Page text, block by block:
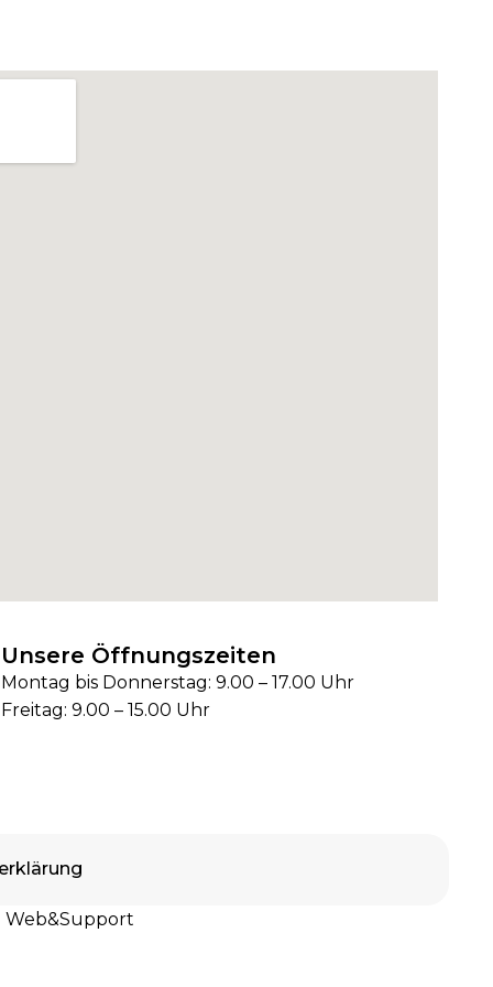
Unsere Öffnungszeiten
Montag bis Donnerstag: 9.00 – 17.00 Uhr
Freitag: 9.00 – 15.00 Uhr
Web&Support